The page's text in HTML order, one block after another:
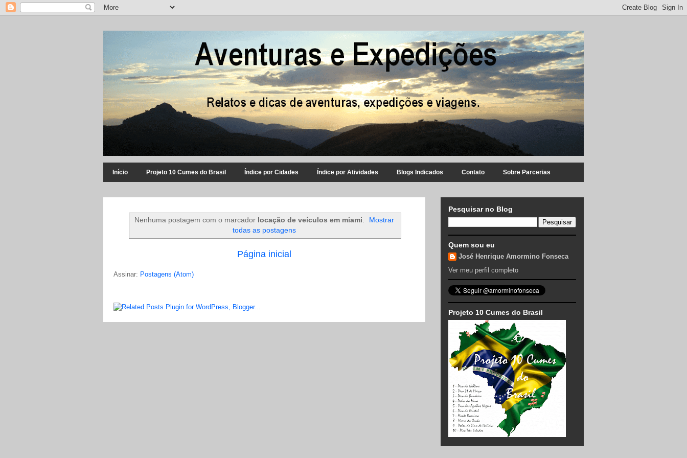
Início Projeto 10 Cumes do Brasil Índice por Cidades Índice por Atividades Blogs Indicados Contato Sobre Parcerias
Nenhuma postagem com o marcador locação de veículos em miami.
Mostrar
todas as postagens
Página inicial
Assinar: Postagens (Atom)
Pesquisar no Blog
Quem sou eu
José Henrique Amormino Fonseca
Ver meu perfil completo
Projeto 10 Cumes do Brasil